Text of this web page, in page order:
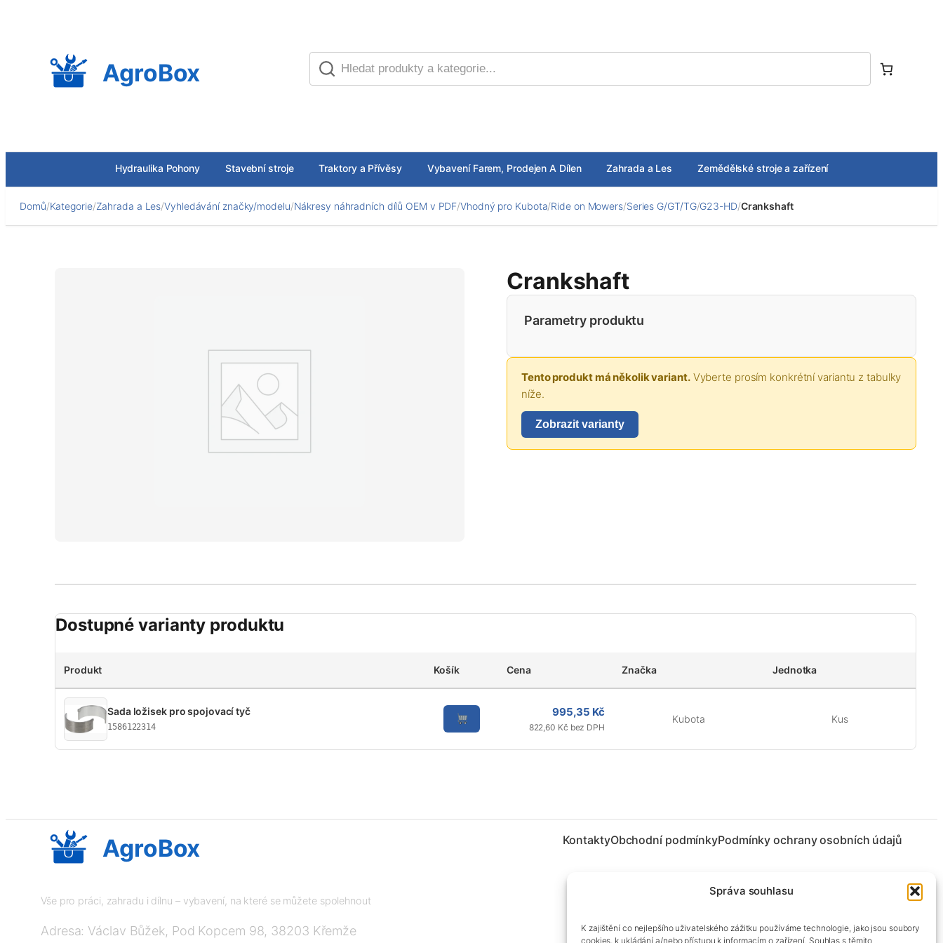
Správa souhlasu
K zajištění co nejlepšího uživatelského zážitku používáme technologie, jako jsou soubory
cookies, k ukládání a/nebo přístupu k informacím o zařízení. Souhlas s těmito
AgroBox
Hydraulika Pohony Stavební stroje Traktory a Přívěsy Vybavení Farem, Prodejen A Dílen Zahrada a Les Zemědělské stroje a zařízení
Domů/Kategorie/Zahrada a Les/Vyhledávání značky/modelu/Nákresy náhradních dílů OEM v PDF/Vhodný pro Kubota/Ride on Mowers/Series G/GT/TG/G23-HD/Crankshaft
Crankshaft
Parametry produktu
Tento produkt má několik variant.Vyberte prosím konkrétní variantu z tabulky
níže.
Zobrazit varianty
Dostupné varianty produktu
Produkt Košík Cena Značka Jednotka
Sada ložisek pro spojovací tyč
1586122314
995,35 Kč
822,60 Kč bez DPH
Kubota Kus
AgroBox
Vše pro práci, zahradu i dílnu – vybavení, na které se můžete spolehnout
Adresa: Václav Bůžek, Pod Kopcem 98, 38203 Křemže
KontaktyObchodní podmínkyPodmínky ochrany osobních údajů